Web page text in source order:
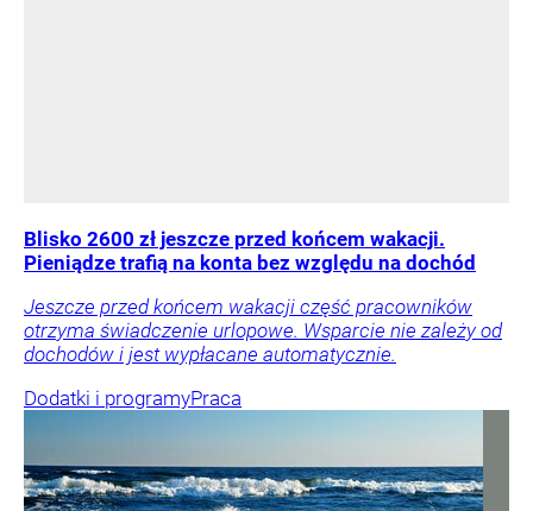
Blisko 2600 zł jeszcze przed końcem wakacji.
Pieniądze trafią na konta bez względu na dochód
Jeszcze przed końcem wakacji część pracowników
otrzyma świadczenie urlopowe. Wsparcie nie zależy od
dochodów i jest wypłacane automatycznie.
Dodatki i programyPraca